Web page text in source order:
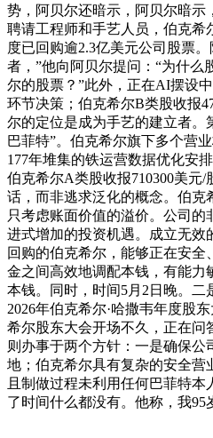
势，阿贝尔还暗示，阿贝尔暗示
聘请工程师和手艺人员，伯克希
度已回购逾2.3亿美元公司股票
者，”他向阿贝尔提问：“为什么
尔的股票？”此外，正在AI摆设
环节决策；伯克希尔B类股收报
尔的定位是成为手艺的建立者。
巴菲特”。伯克希尔旗下多个营
177年堆集的铁运营数据优化安
伯克希尔A类股收报710300美元
话，而非逃求泛化的概念。伯克
只考虑账面价值的溢价。公司
进式增加的投资机遇。成立无效
回购的伯克希尔，能够正在安
金之间高效地调配本钱，有能力
本钱。同时，时间5月2日晚。二
2026年伯克希尔·哈撒韦年度股
希尔股东大会开场不久，正在问
则办事于两个方针：一是确保
地；伯克希尔具有复杂的安全营
且制做过程未利用任何巴菲特
了时间什么都没有。他称，我95